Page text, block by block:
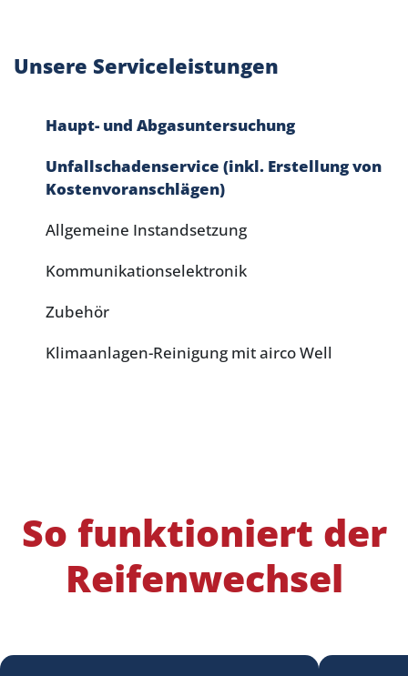
Unsere Serviceleistungen
Haupt- und Abgasuntersuchung
Unfallschadenservice (inkl. Erstellung von
Kostenvoranschlägen)
Allgemeine Instandsetzung
Kommunikationselektronik
Zubehör
Klimaanlagen-Reinigung mit airco Well
So funktioniert der
Reifenwechsel